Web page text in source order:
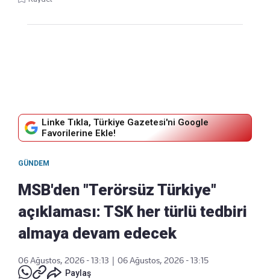
Linke Tıkla, Türkiye Gazetesi'ni Google
Favorilerine Ekle!
GÜNDEM
MSB'den "Terörsüz Türkiye"
açıklaması: TSK her türlü tedbiri
almaya devam edecek
06 Ağustos, 2026 - 13:13
06 Ağustos, 2026 - 13:15
Paylaş